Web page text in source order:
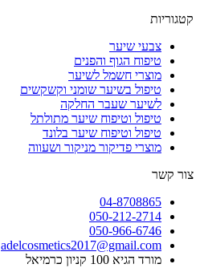
קטגוריות
צבעי שיער
טיפוח הגוף והפנים
מוצרי חשמל לשיער
טיפול בשיער שומני וקשקשים
לשיער שעבר החלקה
טיפול וטיפוח שיער מתולתל
טיפול וטיפוח שיער בלונד
מוצרי פדיקור מניקור ושעווה
צור קשר
04-8708865
050-212-2714
050-966-6746
adelcosmetics2017@gmail.com
מורד הגיא 100 קניון כרמיאל